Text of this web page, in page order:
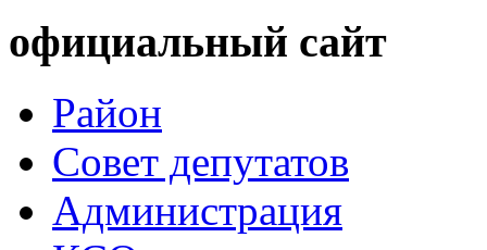
официальный сайт
Район
Совет депутатов
Администрация